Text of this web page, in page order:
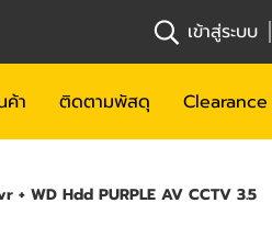
เข้าสู่ระบบ
ค้า ติดตามพัสดุ Clearance
+ WD Hdd PURPLE AV CCTV 3.5